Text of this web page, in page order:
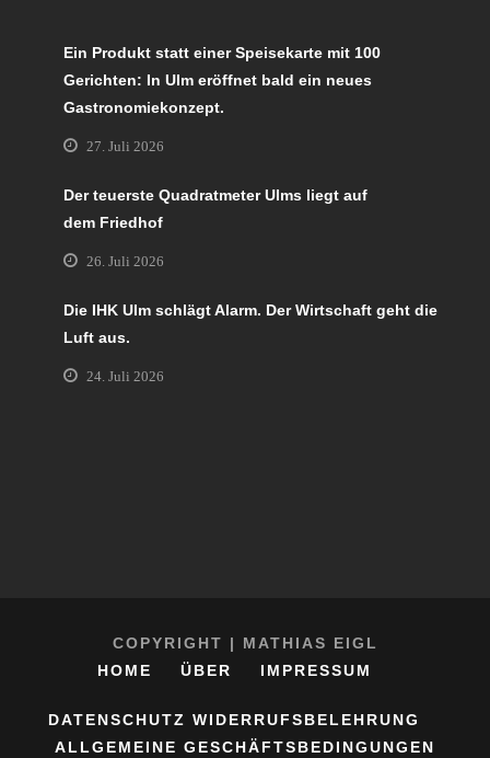
Ein Produkt statt einer Speisekarte mit 100
Gerichten: In Ulm eröffnet bald ein neues
Gastronomiekonzept.
27. Juli 2026
Der teuerste Quadratmeter Ulms liegt auf
dem Friedhof
26. Juli 2026
Die IHK Ulm schlägt Alarm. Der Wirtschaft geht die
Luft aus.
24. Juli 2026
COPYRIGHT | MATHIAS EIGL
HOME
ÜBER IMPRESSUM
DATENSCHUTZ WIDERRUFSBELEHRUNG
ALLGEMEINE GESCHÄFTSBEDINGUNGEN